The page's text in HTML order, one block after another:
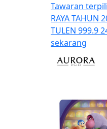
Tawaran
RAYA TAHUN
TULEN 999.9
sekarang